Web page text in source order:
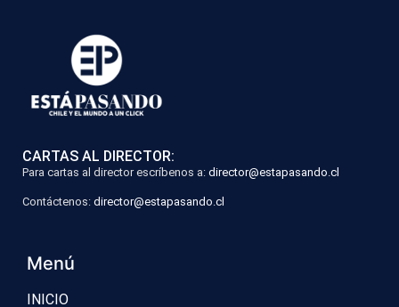
CARTAS AL DIRECTOR:
Para cartas al director escríbenos a: director@estapasando.cl
Contáctenos: director@estapasando.cl
Menú
INICIO